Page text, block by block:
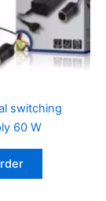
switching
60 W